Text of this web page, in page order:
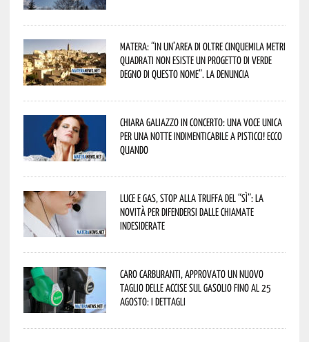
Matera: “In un’area di oltre cinquemila metri
quadrati non esiste un progetto di verde
degno di questo nome”. La denuncia
Chiara Galiazzo in concerto: una voce unica
per una notte indimenticabile a Pisticci! Ecco
quando
Luce e gas, stop alla truffa del “Sì”: la
novità per difendersi dalle chiamate
indesiderate
Caro carburanti, approvato un nuovo
taglio delle accise sul gasolio fino al 25
agosto: i dettagli